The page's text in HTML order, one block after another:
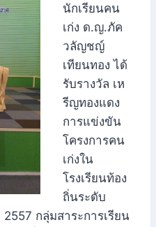
นักเรียนคน
เก่ง ด.ญ.ภัค
วลัญชญ์
เทียนทอง ได้
รับรางวัล เห
รีญทองแดง
การแข่งขัน
โครงการคน
เก่งใน
โรงเรียนท้อง
ถิ่นระดับ
กลุ่มสาระการเรียน